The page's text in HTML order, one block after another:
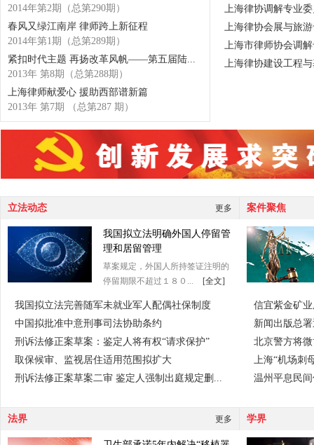
2014年第2期（总第290期）
春风又绿江南岸 律师跨上新征程
2014年第1期（总第289期）
紧扣时代主题 再扬改革风帆——第五届陆...
2013年 第8期（总第288期）
上海律师献爱心 援助西部谱新篇
2013年 第7期 （总第287 期）
上海律协调解专业
上海律协会展与旅
上海市律师协会调
上海律协建设工程
更多
立法动态
我国拟立法明确外国人停留管
理和居留管理
草案规定，外国人所持签证注明的
停留期限不超过１８０...
[全文]
我国拟立法完善随军未就业军人配偶社保制度
中国拟批准中意刑事司法协助条约
刑诉法修正案草案：鉴定人将有权“请求保护”
取保候审、监视居住适用范围拟扩大
刑诉法修正案草案二审 鉴定人强制出庭规定删...
案件聚焦
信宜紫金矿
新闻出版总
北京警方将
上海“机场刺
温州平息民
更多
法界 学界